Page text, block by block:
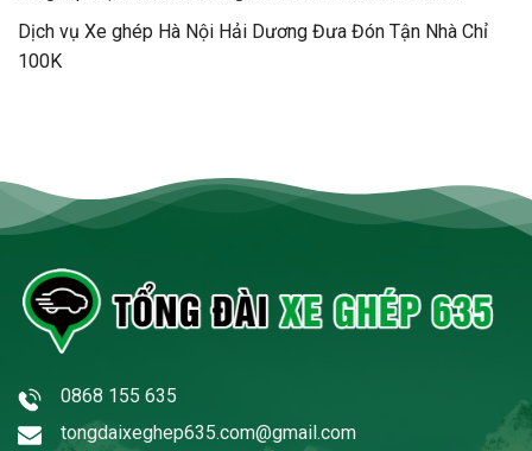
Dịch vụ Xe ghép Hà Nội Hải Dương Đưa Đón Tận Nhà Chỉ
100K
0868 155 635
tongdaixeghep635.com@gmail.com